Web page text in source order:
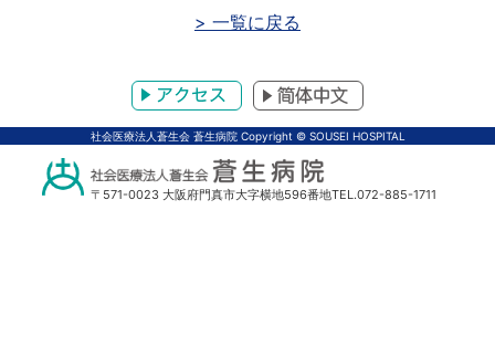
> 一覧に戻る
アクセス 体中文
社会医療法人蒼生会 蒼生病院 Copyright © SOUSEI HOSPITAL
〒571-0023 大阪府門真市大字横地596番地TEL.072-885-1711